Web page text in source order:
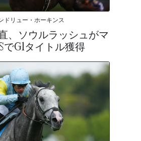
ドリュー・ホーキンス
、ソウルラッシュがマ
でG1タイトル獲得